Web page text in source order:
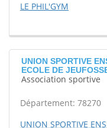
LE PHIL'GYM
UNION SPORTIVE
ECOLE DE
Association sportive
Département: 78270
UNION SPORTIVE